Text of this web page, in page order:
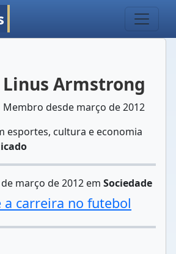
Linus Armstrong
Membro desde março de 2012
esportes, cultura e economia
março de 2012 em Sociedade
a carreira no futebol